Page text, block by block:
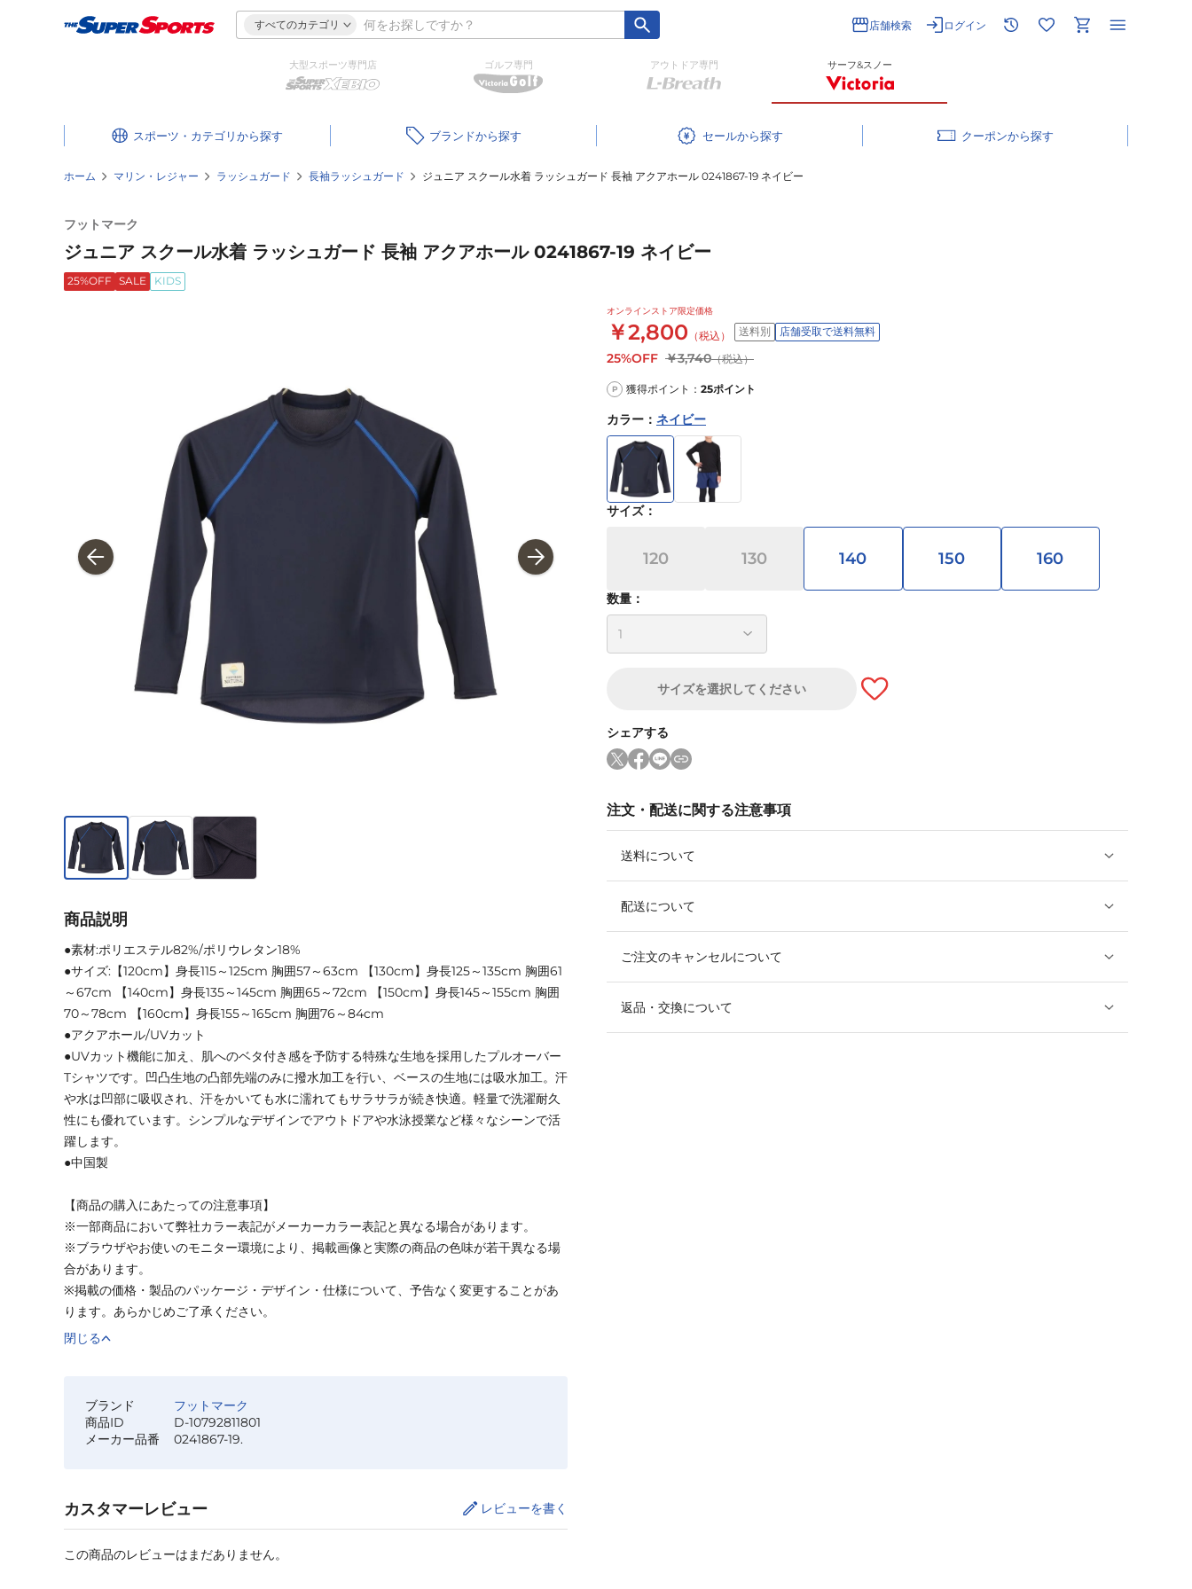
すべてのカテゴリ 店舗検索 ログイン
大型スポーツ専門店 ゴルフ専門 アウトドア専門 サーフ&スノー
スポーツ・カテゴリ ブランド セール クーポン
ホーム マリン・レジャー ラッシュガード 長袖ラッシュガード ジュニア スクール水着 ラッシュガード 長袖 アクアホール 0241867-19 ネイビー
フットマーク
ジュニア スクール水着 ラッシュガード 長袖 アクアホール 0241867-19 ネイビー
25%OFF SALE KIDS
オンラインストア限定価格
￥2,800 （税込） 送料別 店舗受取で送料無料
25%OFF ￥3,740（税込）
P 獲得ポイント： 25ポイント
カラー ： ネイビー
サイズ：
120 130 140 150 160
数量：
サイズを選択してください
シェアする
注文・配送に関する注意事項
送料について
配送について
ご注文のキャンセルについて
返品・交換について
商品説明
●素材:ポリエステル82%/ポリウレタン18%
●サイズ:【120cm】身長115～125cm 胸囲57～63cm 【130cm】身長125～135cm 胸囲61
～67cm 【140cm】身長135～145cm 胸囲65～72cm 【150cm】身長145～155cm 胸囲
70～78cm 【160cm】身長155～165cm 胸囲76～84cm
●アクアホール/UVカット
●UVカット機能に加え、肌へのベタ付き感を予防する特殊な生地を採用したプルオーバー
Tシャツです。凹凸生地の凸部先端のみに撥水加工を行い、ベースの生地には吸水加工。汗
や水は凹部に吸収され、汗をかいても水に濡れてもサラサラが続き快適。軽量で洗濯耐久
性にも優れています。シンプルなデザインでアウトドアや水泳授業など様々なシーンで活
躍します。
●中国製
【商品の購入にあたっての注意事項】
※一部商品において弊社カラー表記がメーカーカラー表記と異なる場合があります。
※ブラウザやお使いのモニター環境により、掲載画像と実際の商品の色味が若干異なる場
合があります。
※掲載の価格・製品のパッケージ・デザイン・仕様について、予告なく変更することがあ
ります。あらかじめご了承ください。
閉じる
ブランド
フットマーク
商品ID
D-10792811801
メーカー品番
0241867-19.
カスタマーレビュー レビューを書く
この商品のレビューはまだありません。